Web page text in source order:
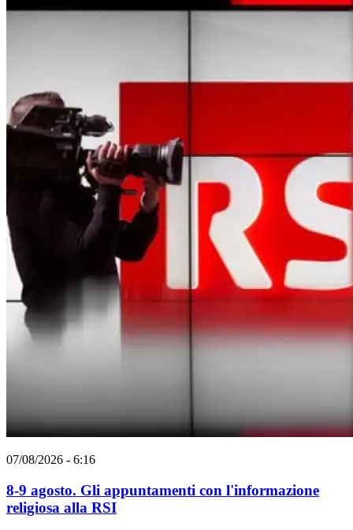
07/08/2026 - 6:16
8-9 agosto. Gli appuntamenti con l'informazione
religiosa alla RSI